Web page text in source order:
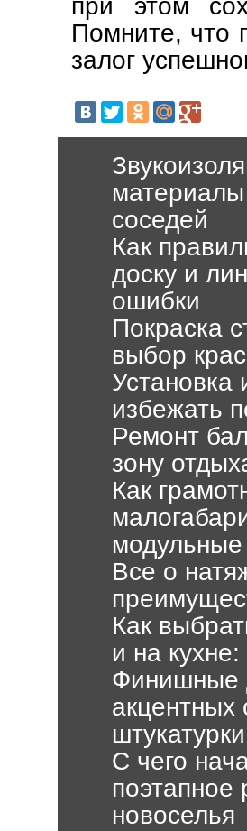
Помните, что
залог
соседей
Как
доску и
ошибки
Покраска
выбор
Установка
избежать
Ремонт
зону
Как
Все о
Как
и на
Финишные
С чего
поэтапное
новоселья